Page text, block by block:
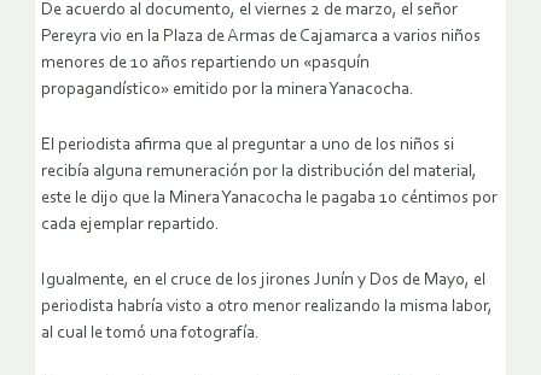
De acuerdo al documento, el viernes 2 de marzo, el señor
Pereyra vio en la Plaza de Armas de Cajamarca a varios niños
menores de 10 años repartiendo un «pasquín
propagandístico» emitido por la minera Yanacocha.
El periodista afirma que al preguntar a uno de los niños si
recibía alguna remuneración por la distribución del material,
este le dijo que la Minera Yanacocha le pagaba 10 céntimos por
cada ejemplar repartido.
Igualmente, en el cruce de los jirones Junín y Dos de Mayo, el
periodista habría visto a otro menor realizando la misma labor,
al cual le tomó una fotografía.